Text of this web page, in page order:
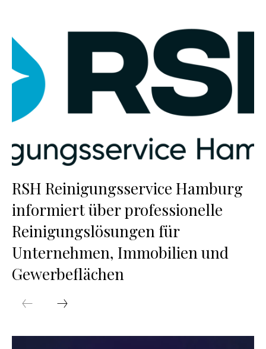
RSH Reinigungsservice Hamburg
informiert über professionelle
Reinigungslösungen für
Unternehmen, Immobilien und
Gewerbeflächen